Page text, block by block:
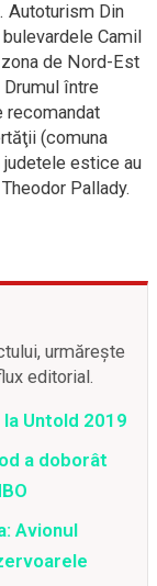
Autoturism Din
Camil
de Nord-Est
între
recomandat
(comuna
judetele estice au
Pallady.
urmărește
editorial.
Untold 2019
a doborât
Avionul